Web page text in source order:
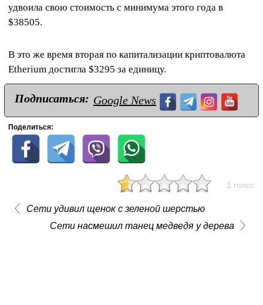
удвоила свою стоимость с минимума этого года в
$38505.
В это же время вторая по капитализации криптовалюта
Etherium достигла $3295 за единицу.
Подписаться: Google News
Поделиться:
1 голос
Сети удивил щенок с зеленой шерстью
Сети насмешил танец медведя у дерева